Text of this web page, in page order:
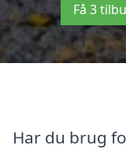
Få 3
Har du brug